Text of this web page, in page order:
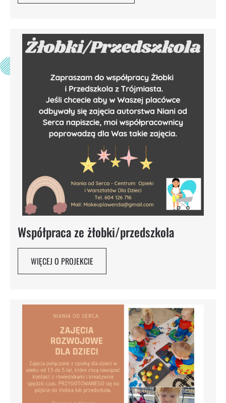
Współpraca ze żłobki/przedszkola
WIĘCEJ O PROJEKCIE